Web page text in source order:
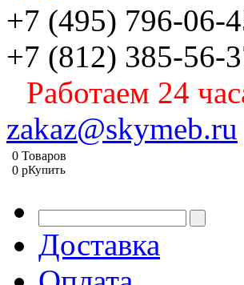
+7 (495) 796-06-
+7 (812) 385-56-
Работаем 24
zakaz@skymeb.ru
0 Товаров
0 pКупить
Доставка